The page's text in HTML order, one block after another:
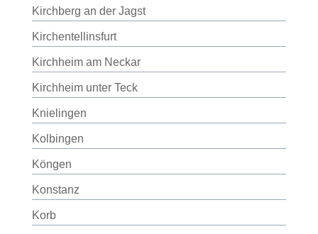
Kirchberg an der Jagst
Kirchentellinsfurt
Kirchheim am Neckar
Kirchheim unter Teck
Knielingen
Kolbingen
Köngen
Konstanz
Korb